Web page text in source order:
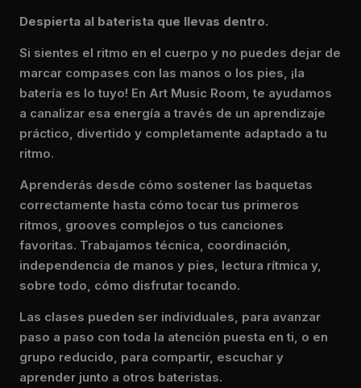
Despierta al baterista que llevas dentro.
Si sientes el ritmo en el cuerpo y no puedes dejar de
marcar compases con las manos o los pies, ¡la
batería es lo tuyo! En Art Music Room, te ayudamos
a canalizar esa energía a través de un aprendizaje
práctico, divertido y completamente adaptado a tu
ritmo.
Aprenderás desde cómo sostener las baquetas
correctamente hasta cómo tocar tus primeros
ritmos, grooves complejos o tus canciones
favoritas. Trabajamos técnica, coordinación,
independencia de manos y pies, lectura rítmica y,
sobre todo, cómo disfrutar tocando.
Las clases pueden ser individuales, para avanzar
paso a paso con toda la atención puesta en ti, o en
grupo reducido, para compartir, escuchar y
aprender junto a otros bateristas.